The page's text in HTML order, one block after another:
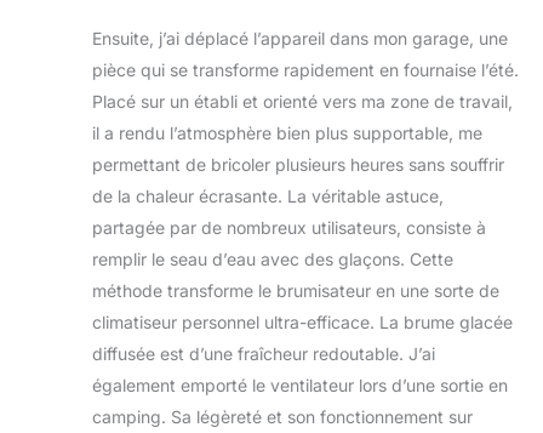
Ensuite, j’ai déplacé l’appareil dans mon garage, une
pièce qui se transforme rapidement en fournaise l’été.
Placé sur un établi et orienté vers ma zone de travail,
il a rendu l’atmosphère bien plus supportable, me
permettant de bricoler plusieurs heures sans souffrir
de la chaleur écrasante. La véritable astuce,
partagée par de nombreux utilisateurs, consiste à
remplir le seau d’eau avec des glaçons. Cette
méthode transforme le brumisateur en une sorte de
climatiseur personnel ultra-efficace. La brume glacée
diffusée est d’une fraîcheur redoutable. J’ai
également emporté le ventilateur lors d’une sortie en
camping. Sa légèreté et son fonctionnement sur